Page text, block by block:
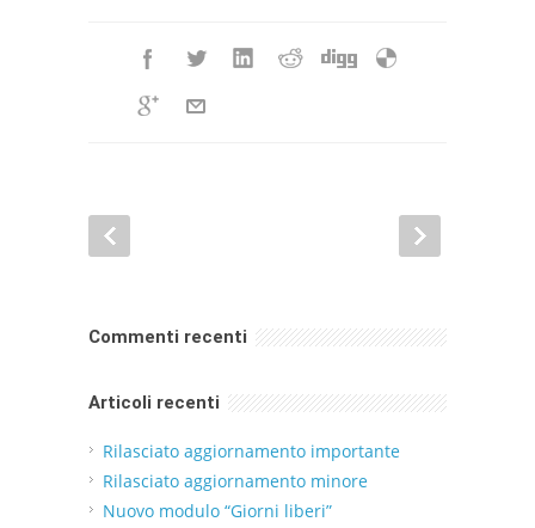
Commenti recenti
Articoli recenti
Rilasciato aggiornamento importante
Rilasciato aggiornamento minore
Nuovo modulo “Giorni liberi”